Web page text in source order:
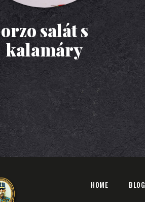
orzo salát s
kalamáry
HOME BLOG